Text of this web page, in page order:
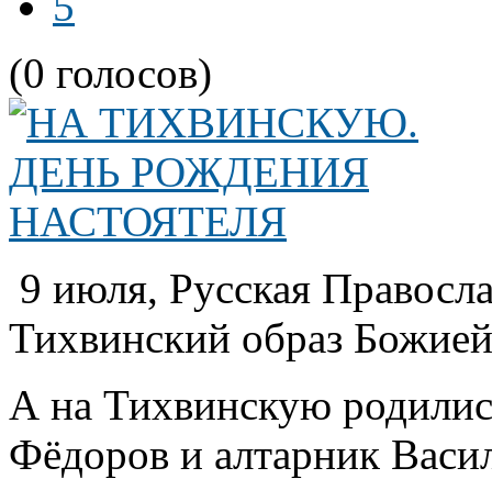
(0 голосов)
9 июля, Русская
Тихвинский образ
А на Тихвинскую
Фёдоров и алтарник